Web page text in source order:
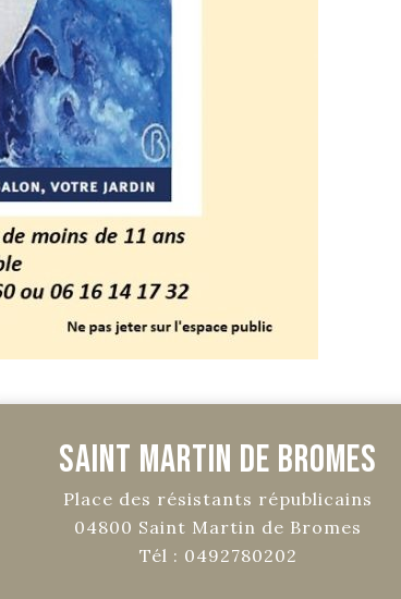
Saint Martin de Bromes
Place des résistants républicains
04800 Saint Martin de Bromes
Tél : 0492780202